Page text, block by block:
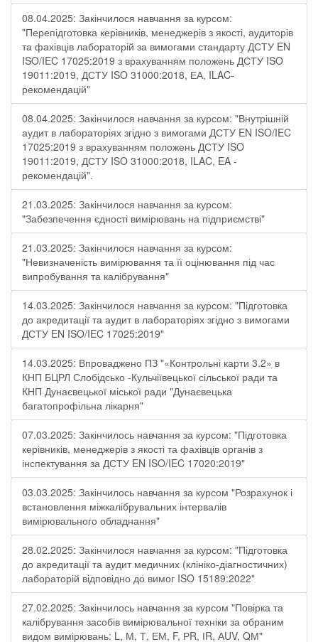
08.04.2025: Закінчилося навчання за курсом:
"Перепідготовка керівників, менеджерів з якості, аудиторів
та фахівців лабораторій за вимогами стандарту ДСТУ EN
ISO/IEC 17025:2019 з врахуванням положень ДСТУ ISO
19011:2019, ДСТУ ISO 31000:2018, ЕА, ILAC-
рекомендацій"
08.04.2025: Закінчилося навчання за курсом: "Внутрішній
аудит в лабораторіях згідно з вимогами ДСТУ EN ISO/IEC
17025:2019 з врахуванням положень ДСТУ ISO
19011:2019, ДСТУ ISO 31000:2018, ILAC, EA -
рекомендацій".
21.03.2025: Закінчилося навчання за курсом:
"Забезпечення єдності вимірювань на підприємстві"
21.03.2025: Закінчилося навчання за курсом:
"Невизначеність вимірювання та її оцінювання під час
випробування та калібрування"
14.03.2025: Закінчилося навчання за курсом: "Підготовка
до акредитації та аудит в лабораторіях згідно з вимогами
ДСТУ EN ISO/IEC 17025:2019"
14.03.2025: Впроваджено ПЗ "«Контрольні карти 3.2» в
КНП БЦРЛ Слобідсько -Кульчіївецької сільської ради та
КНП Дунаєвецької міської ради "Дунаєвецька
багатопрофільна лікарня"
07.03.2025: Закінчилось навчання за курсом: "Підготовка
керівників, менеджерів з якості та фахівців органів з
інспектування за ДСТУ EN ISO/IEC 17020:2019"
03.03.2025: Закінчилось навчання за курсом "Розрахунок і
встановлення міжкалібрувальних інтервалів
вимірювального обладнання"
28.02.2025: Закінчилося навчання за курсом: "Підготовка
до акредитації та аудит медичних (клініко-діагностичних)
лабораторій відповідно до вимог ISO 15189:2022"
27.02.2025: Закінчилось навчання за курсом "Повірка та
калібрування засобів вимірювальної техніки за обраним
видом вимірювань: L, М, Т, ЕМ, F, РR, ІR, АUV, QМ"